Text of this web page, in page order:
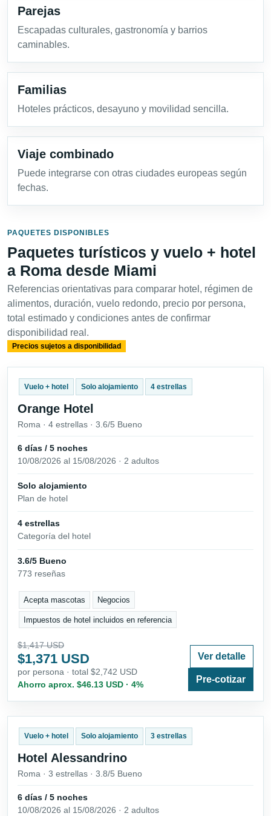
Parejas
Escapadas culturales, gastronomía y barrios
caminables.
Familias
Hoteles prácticos, desayuno y movilidad sencilla.
Viaje combinado
Puede integrarse con otras ciudades europeas según
fechas.
PAQUETES DISPONIBLES
Paquetes turísticos y vuelo + hotel
a Roma desde Miami
Referencias orientativas para comparar hotel, régimen de
alimentos, duración, vuelo redondo, precio por persona,
total estimado y condiciones antes de confirmar
disponibilidad real.
Precios sujetos a disponibilidad
Vuelo + hotel Solo alojamiento 4 estrellas
Orange Hotel
Roma · 4 estrellas · 3.6/5 Bueno
6 días / 5 noches
10/08/2026 al 15/08/2026 · 2 adultos
Solo alojamiento
Plan de hotel
4 estrellas
Categoría del hotel
3.6/5 Bueno
773 reseñas
Acepta mascotas Negocios
Impuestos de hotel incluidos en referencia
$1,417 USD
$1,371 USD
por persona · total $2,742 USD
Ahorro aprox. $46.13 USD · 4%
Ver detalle
Pre-cotizar
Vuelo + hotel Solo alojamiento 3 estrellas
Hotel Alessandrino
Roma · 3 estrellas · 3.8/5 Bueno
6 días / 5 noches
10/08/2026 al 15/08/2026 · 2 adultos